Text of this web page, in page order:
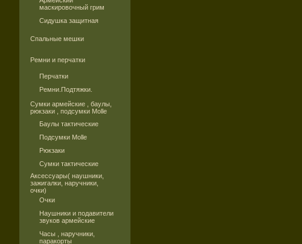
маскировочный грим
Сидушка защитная
Спальные мешки
Ремни и перчатки
Перчатки
Ремни.Подтяжки.
Сумки армейские , баулы,
рюкзаки , подсумки Molle
Баулы тактические
Подсумки Molle
Рюкзаки
Сумки тактические
Аксессуары( наушники,
зажигалки, наручники,
очки)
Очки
Наушники и подавители
звуков армейские
Часы , наручники,
паракорты